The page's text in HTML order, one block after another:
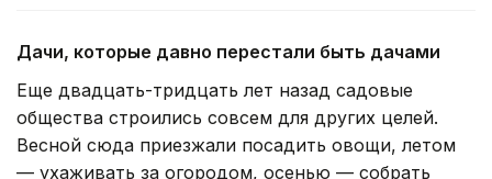
Дачи, которые давно перестали быть дачами
Еще двадцать-тридцать лет назад садовые
общества строились совсем для других целей.
Весной сюда приезжали посадить овощи, летом
— ухаживать за огородом, осенью — собрать